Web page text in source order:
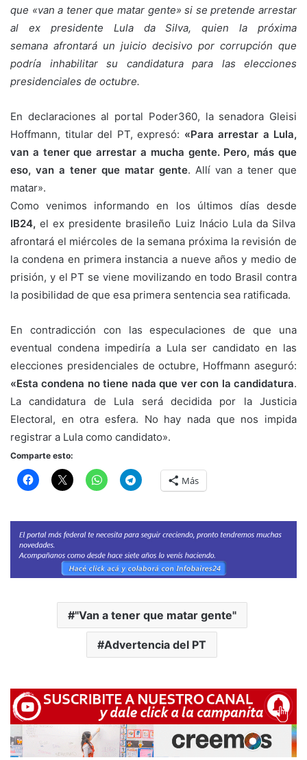
que «van a tener que matar gente» si se pretende arrestar
al ex presidente Lula da Silva, quien la próxima
semana afrontará un juicio decisivo por corrupción que
podría inhabilitar su candidatura para las elecciones
presidenciales de octubre.
En declaraciones al portal Poder360, la senadora Gleisi
Hoffmann, titular del PT, expresó: «Para arrestar a Lula,
van a tener que arrestar a mucha gente. Pero, más que
eso, van a tener que matar gente. Allí van a tener que
matar».
Como venimos informando en los últimos días desde
IB24,el ex presidente brasileño Luiz Inácio Lula da Silva
afrontará el miércoles de la semana próxima la revisión de
la condena en primera instancia a nueve años y medio de
prisión, y el PT se viene movilizando en todo Brasil contra
la posibilidad de que esa primera sentencia sea ratificada.
En contradicción con las especulaciones de que una
eventual condena impediría a Lula ser candidato en las
elecciones presidenciales de octubre, Hoffmann aseguró:
«Esta condena no tiene nada que ver con la candidatura.
La candidatura de Lula será decidida por la Justicia
Electoral, en otra esfera. No hay nada que nos impida
registrar a Lula como candidato».
Comparte esto:
Más
"Van a tener que matar gente"
Advertencia del PT